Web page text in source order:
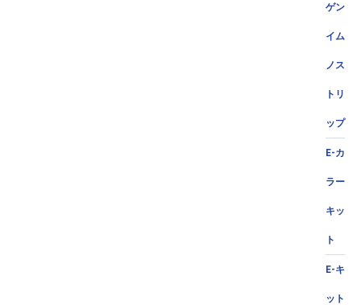
ゲン
イム
ノス
トリ
ップ
E-カ
ラー
キッ
ト
E-キ
ット